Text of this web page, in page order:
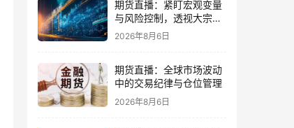
期货直播：紧盯宏观变量
与风险控制，透视大宗商
品波动逻辑
2026年8月6日
期货直播：全球市场波动
中的交易纪律与仓位管理
2026年8月6日